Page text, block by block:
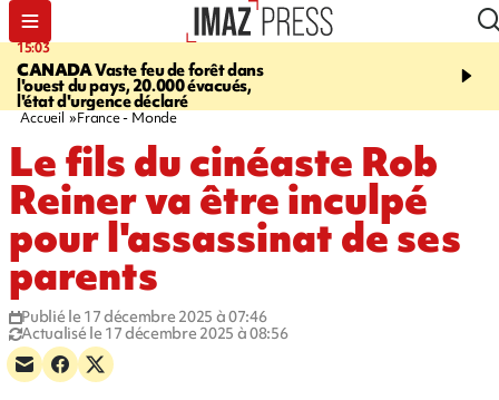
15:03
CANADAVaste feu de forêt dans
l'ouest du pays, 20.000 évacués,
l'état d'urgence déclaré
19:21
CONTRÔLES
end, 109 infractions
Accueil France - Monde
Le fils du cinéaste Rob
Reiner va être inculpé
pour l'assassinat de ses
parents
Publié le 17 décembre 2025 à 07:46
Actualisé le 17 décembre 2025 à 08:56